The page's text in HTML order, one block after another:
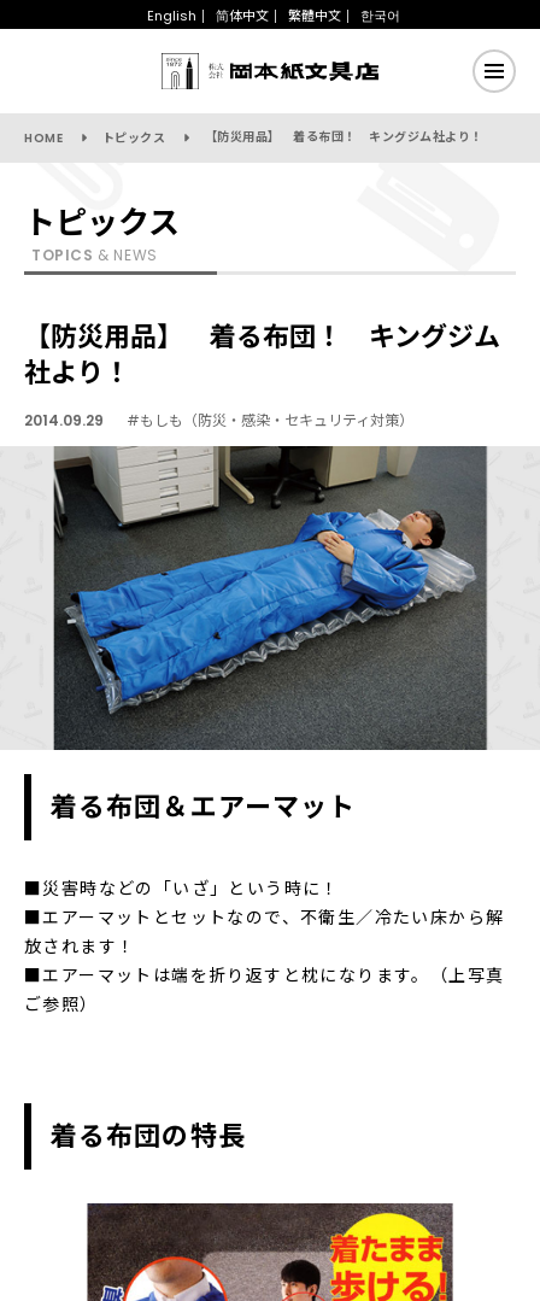
English 简体中文 繁體中文 한국어
HOME トピックス 【防災用品】 着る布団！ キングジム社より！
トピックス
TOPICS & NEWS
【防災用品】 着る布団！ キングジム
社より！
2014.09.29 #もしも（防災・感染・セキュリティ対策）
着る布団＆エアーマット
■災害時などの「いざ」という時に！
■エアーマットとセットなので、不衛生／冷たい床から解
放されます！
■エアーマットは端を折り返すと枕になります。（上写真
ご参照）
着る布団の特長